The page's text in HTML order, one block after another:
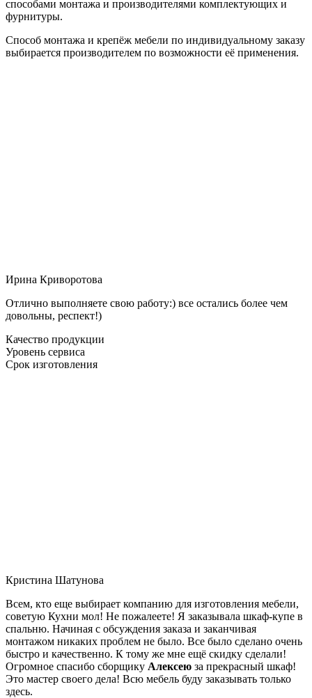
способами монтажа и производителями комплектующих и
фурнитуры.
Способ монтажа и крепёж мебели по индивидуальному заказу
выбирается производителем по возможности её применения.
Ирина Криворотова
Отлично выполняете свою работу:) все остались более чем
довольны, респект!)
Качество продукции
Уровень сервиса
Срок изготовления
Кристина Шатунова
Всем, кто еще выбирает компанию для изготовления мебели,
советую Кухни мол! Не пожалеете! Я заказывала шкаф-купе в
спальню. Начиная с обсуждения заказа и заканчивая
монтажом никаких проблем не было. Все было сделано очень
быстро и качественно. К тому же мне ещё скидку сделали!
Огромное спасибо сборщику Алексею за прекрасный шкаф!
Это мастер своего дела! Всю мебель буду заказывать только
здесь.